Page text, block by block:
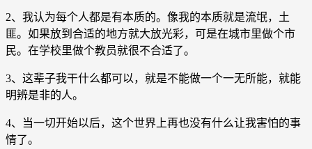
2、我认为每个人都是有本质的。像我的本质就是流氓，土
匪。如果放到合适的地方就大放光彩，可是在城市里做个市
民。在学校里做个教员就很不合适了。
3、这辈子我干什么都可以，就是不能做一个一无所能，就能
明辨是非的人。
4、当一切开始以后，这个世界上再也没有什么让我害怕的事
情了。